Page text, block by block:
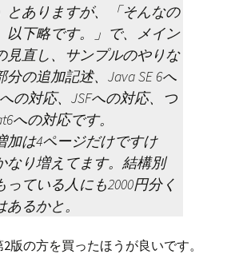
とありますが、「そんなの
以下略です。」で、メイン
見直し、サンプルのやりな
の追加記述、Java SE 6へ
の対応、JSFへの対応、つ
への対応です。
加は4ページだけですけ
なり増えてます。結構別
ている人にも2000円分く
るかと。
版の方を買ったほうが良いです。